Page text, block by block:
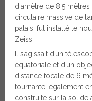
diamètre de 8,5
circulaire massive de
palais, fut installé le
Zeiss.
Il s’agissait d’un
équatoriale et d’un
distance focale de 6
tournante, également
construite sur la solide